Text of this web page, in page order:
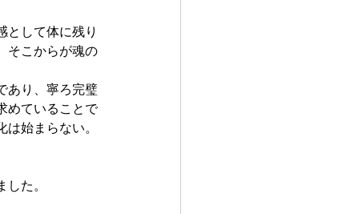
として体に残り
そこからが魂の
あり、寧ろ完璧
めていることで
始まらない。
た。